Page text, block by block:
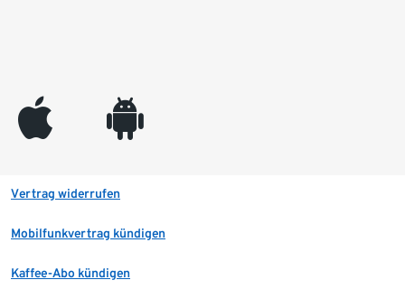
appleinc android
Vertrag widerrufen
Mobilfunkvertrag kündigen
Kaffee-Abo kündigen